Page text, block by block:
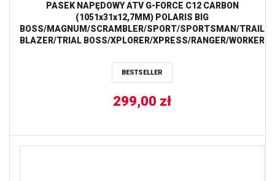
PASEK NAPĘDOWY ATV G-FORCE C12 CARBON
(1051x31x12,7MM) POLARIS BIG
BOSS/MAGNUM/SCRAMBLER/SPORT/SPORTSMAN/TRAIL
BLAZER/TRIAL BOSS/XPLORER/XPRESS/RANGER/WORKER
BESTSELLER
299,00 zł